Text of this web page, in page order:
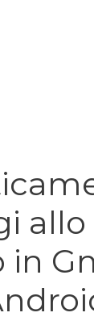
allo
in